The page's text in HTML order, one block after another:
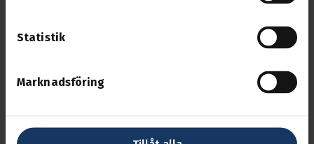
Statistik
MarknadsföringSkyddsombuden motarbetas